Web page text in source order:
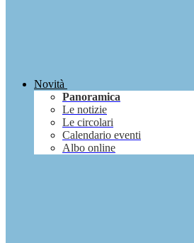
Novità
Panoramica
Le notizie
Le circolari
Calendario eventi
Albo online